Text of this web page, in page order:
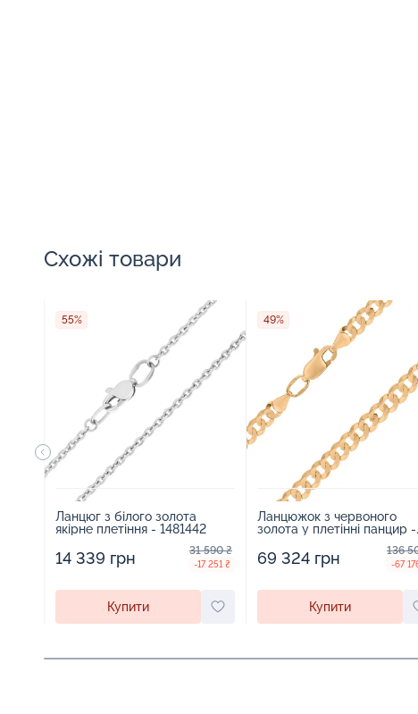
Схожі товари
55%
Ланцюг з білого золота
якірне плетіння - 1481442
14 339 грн 31 590 ₴
-17 251 ₴
Купити
49%
Ланцюжок з червоного
золота у плетінні панцир -
69 324 грн 136
-67
Купити